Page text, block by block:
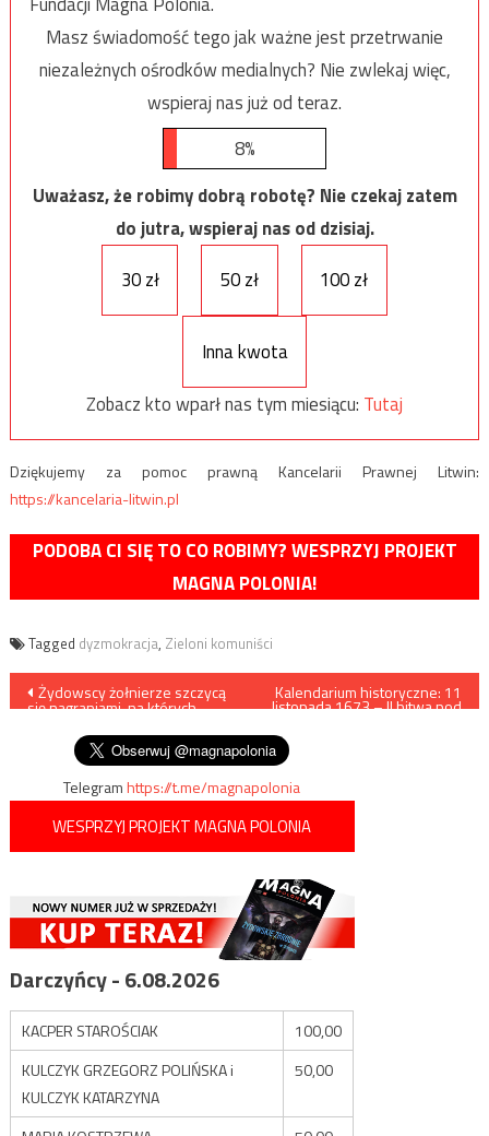
Masz świadomość tego jak ważne jest przetrwanie
niezależnych ośrodków medialnych? Nie zwlekaj więc,
wspieraj nas już od teraz.
8%
Uważasz, że robimy dobrą robotę? Nie czekaj zatem
do jutra, wspieraj nas od dzisiaj.
30 zł
50 zł 100 zł
Inna kwota
Zobacz kto wparł nas tym miesiącu: Tutaj
Dziękujemy za pomoc prawną Kancelarii Prawnej Litwin:
https://kancelaria-litwin.pl
PODOBA CI SIĘ TO CO ROBIMY? WESPRZYJ PROJEKT
MAGNA POLONIA!
Tagged dyzmokracja, Zieloni komuniści
Nawigacja
wpisu
Żydowscy żołnierze szczycą
się nagraniami, na których
Kalendarium historyczne: 11
listopada 1673 – II bitwa pod
Telegramhttps://t.me/magnapolonia
WESPRZYJ PROJEKT MAGNA POLONIA
Darczyńcy - 6.08.2026
KACPER STAROŚCIAK
100,00
KULCZYK GRZEGORZ POLIŃSKA i
KULCZYK KATARZYNA
50,00